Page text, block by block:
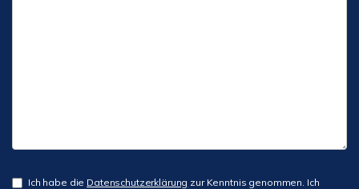
Ich habe die Datenschutzerklärung zur Kenntnis genommen. Ich